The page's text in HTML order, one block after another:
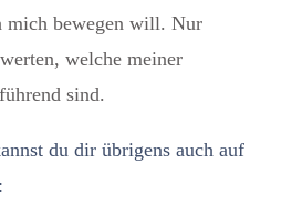
mich bewegen will. Nur
welche meiner
sind.
du dir übrigens auch auf